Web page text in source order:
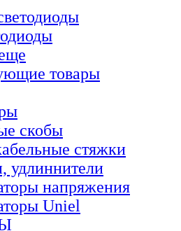
товары
скобы
стяжки
удлиннители
напряжения
Uniel